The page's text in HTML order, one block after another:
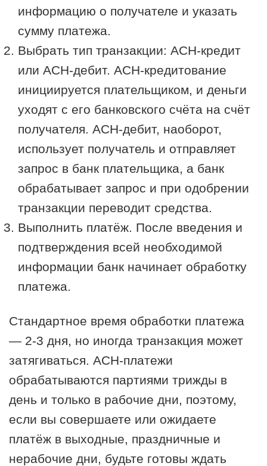
информацию о получателе и указать
сумму платежа.
Выбрать тип транзакции: АСН-кредит
или АСН-дебит. АСН-кредитование
инициируется плательщиком, и деньги
уходят с его банковского счёта на счёт
получателя. АСН-дебит, наоборот,
использует получатель и отправляет
запрос в банк плательщика, а банк
обрабатывает запрос и при одобрении
транзакции переводит средства.
Выполнить платёж. После введения и
подтверждения всей необходимой
информации банк начинает обработку
платежа.
Стандартное время обработки платежа
— 2-3 дня, но иногда транзакция может
затягиваться. АСН-платежи
обрабатываются партиями трижды в
день и только в рабочие дни, поэтому,
если вы совершаете или ожидаете
платёж в выходные, праздничные и
нерабочие дни, будьте готовы ждать